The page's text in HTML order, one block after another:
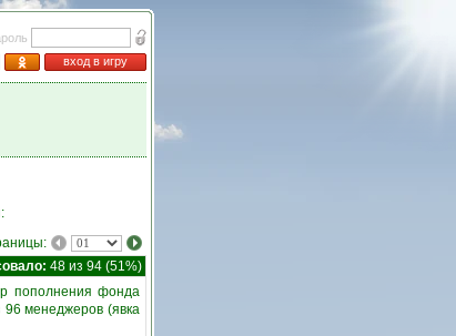
вход в игру
48 из 94 (51%)
пополнения фонда
менеджеров (явка